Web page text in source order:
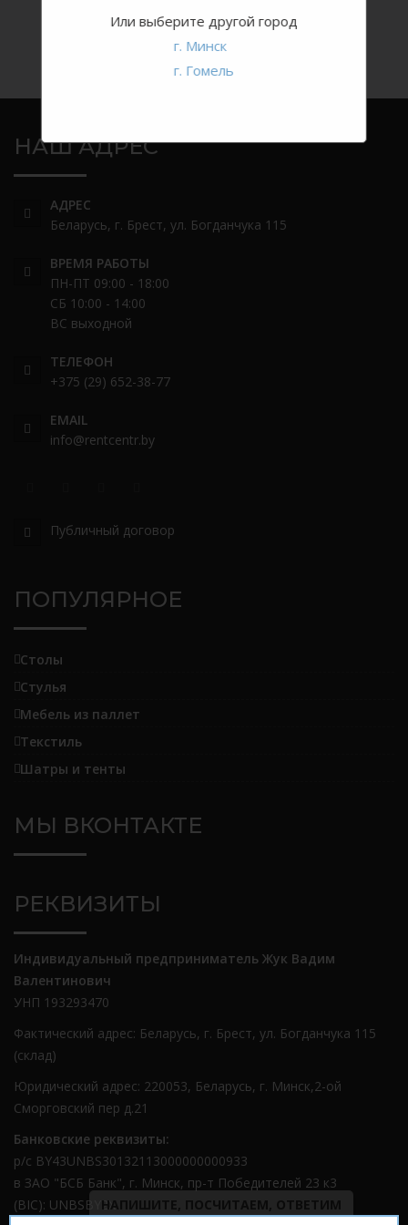
НАШ АДРЕС
АДРЕС
Беларусь, г. Брест, ул. Богданчука 115
ВРЕМЯ РАБОТЫ
ПН-ПТ 09:00 - 18:00
СБ 10:00 - 14:00
ВС выходной
ТЕЛЕФОН
+375 (29) 652-38-77
EMAIL
info@rentcentr.by
Публичный договор
ПОПУЛЯРНОЕ
Столы
Стулья
Мебель из паллет
Текстиль
Шатры и тенты
МЫ ВКОНТАКТЕ
РЕКВИЗИТЫ
Индивидуальный предприниматель Жук Вадим
Валентинович
УНП 193293470
Фактический адрес: Беларусь, г. Брест, ул. Богданчука 115
(склад)
Юридический адрес: 220053, Беларусь, г. Минск,2-ой
Сморговский пер д.21
Банковские реквизиты:
р/с BY43UNBS30132113000000000933
в ЗАО "БСБ Банк", г. Минск, пр-т Победителей 23 к3
(BIC): UNBSBY2X
Или выберите другой город
г. Минск
г. Гомель
НАПИШИТЕ, ПОСЧИТАЕМ, ОТВЕТИМ